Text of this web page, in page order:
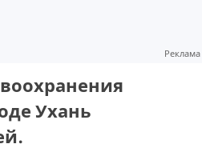
Реклама
Ухань